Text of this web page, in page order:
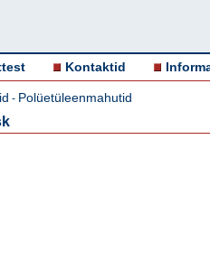
Kontaktid
- Polüetüleenmahutid